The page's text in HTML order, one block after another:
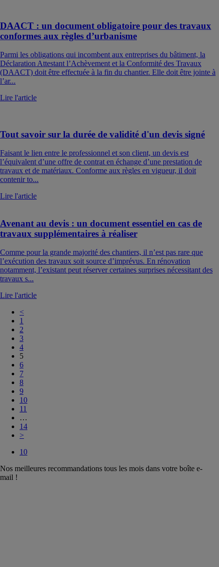
DAACT : un document obligatoire pour des travaux
conformes aux règles d’urbanisme
Parmi les obligations qui incombent aux entreprises du bâtiment, la
Déclaration Attestant l’Achèvement et la Conformité des Travaux
(DAACT) doit être effectuée à la fin du chantier. Elle doit être jointe à
l’ar...
Lire l'article
Tout savoir sur la durée de validité d'un devis signé
Faisant le lien entre le professionnel et son client, un devis est
l’équivalent d’une offre de contrat en échange d’une prestation de
travaux et de matériaux. Conforme aux règles en vigueur, il doit
contenir to...
Lire l'article
Avenant au devis : un document essentiel en cas de
travaux supplémentaires à réaliser
Comme pour la grande majorité des chantiers, il n’est pas rare que
l’exécution des travaux soit source d’imprévus. En rénovation
notamment, l’existant peut réserver certaines surprises nécessitant des
travaux s...
Lire l'article
<
1
2
3
4
5
6
7
8
9
10
11
…
14
>
10
Nos meilleures recommandations tous les mois dans votre boîte e-
mail !